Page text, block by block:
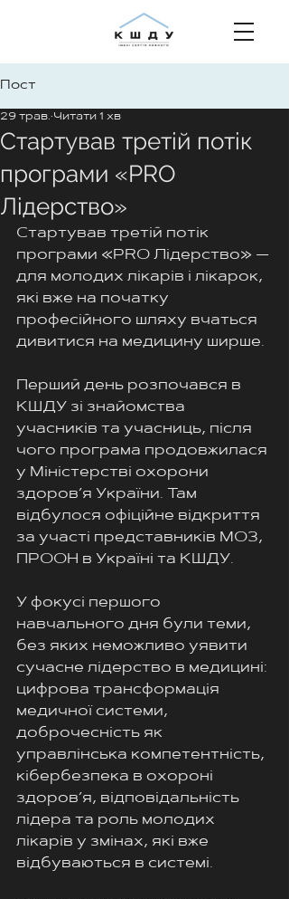
Пост
Стартував третій потік
програми «PRO
Лідерство»
29 трав. Читати 1 хв
Стартував третій потік
програми «PRO Лідерство» —
для молодих лікарів і лікарок,
які вже на початку
професійного шляху вчаться
дивитися на медицину ширше.
Перший день розпочався в
КШДУ зі знайомства
учасників та учасниць, після
чого програма продовжилася
у Міністерстві охорони
здоров’я України. Там
відбулося офіційне відкриття
за участі представників МОЗ,
ПРООН в Україні та КШДУ.
У фокусі першого
навчального дня були теми,
без яких неможливо уявити
сучасне лідерство в медицині:
цифрова трансформація
медичної системи,
доброчесність як
управлінська компетентність,
кібербезпека в охороні
здоров’я, відповідальність
лідера та роль молодих
лікарів у змінах, які вже
відбуваються в системі.